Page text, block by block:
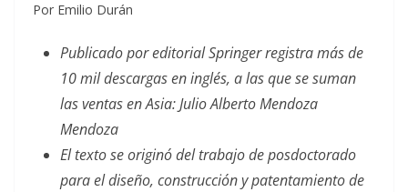
Por Emilio Durán
Publicado por editorial Springer registra más de
10 mil descargas en inglés, a las que se suman
las ventas en Asia: Julio Alberto Mendoza
Mendoza
El texto se originó del trabajo de posdoctorado
para el diseño, construcción y patentamiento de